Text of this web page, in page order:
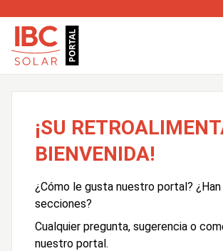
¡SU
BIENVENIDA!
¿Cómo le gusta nuestro portal?
secciones?
Cualquier pregunta, sugerencia o
nuestro portal.